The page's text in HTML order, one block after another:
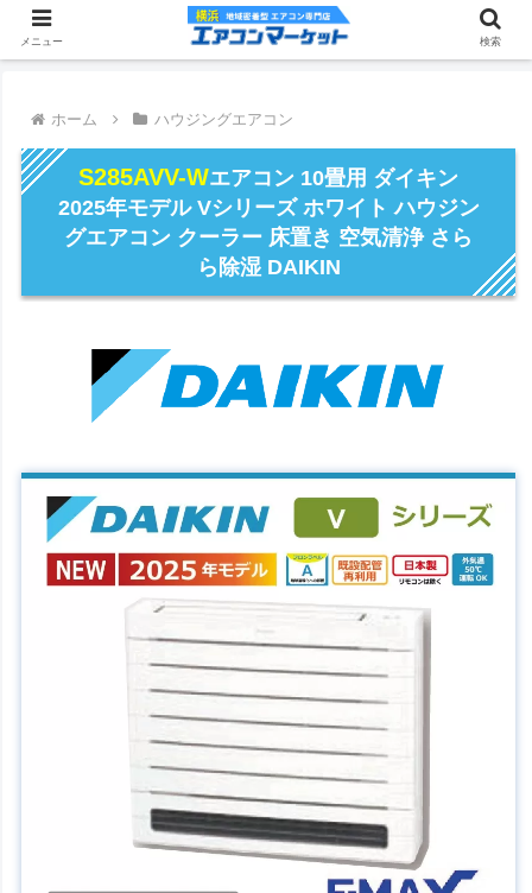
ホーム ハウジングエアコン
S285AVV-Wエアコン 10畳用 ダイキン
2025年モデル Vシリーズ ホワイト ハウジン
グエアコン クーラー 床置き 空気清浄 さら
ら除湿 DAIKIN
メニュー 検索